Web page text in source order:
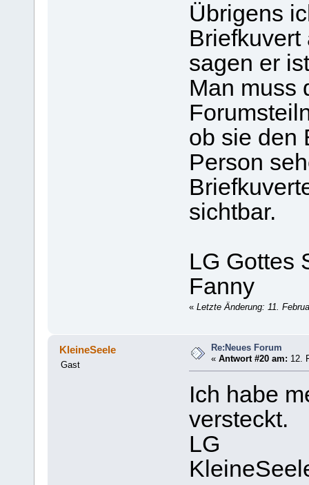
Übrigens
Briefkuvert
sagen er
Man muss
ob sie den
Person
sichtbar.
LG Gottes
Fanny
« Letzte Änderung: 11.
KleineSeele
Gast
Re:Neues Forum
«Antwort #20 am: 12.
Ich habe
versteckt.
LG